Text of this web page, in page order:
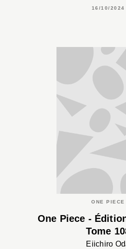
16/10/2024
ONE PIECE
One Piece -
Tome
Eiichiro